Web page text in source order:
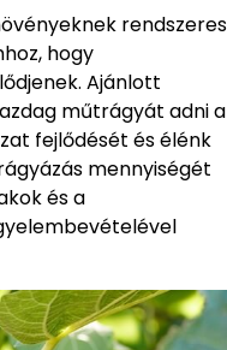
rendszeres
hogy
Ajánlott
műtrágyát adni a
fejlődését és élénk
mennyiségét
és a